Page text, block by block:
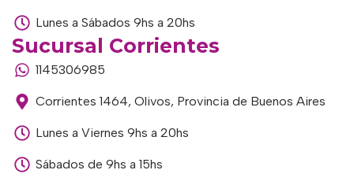
Lunes a Sábados 9hs a 20hs
Sucursal Corrientes
1145306985
Corrientes 1464, Olivos, Provincia de Buenos Aires
Lunes a Viernes 9hs a 20hs
Sábados de 9hs a 15hs